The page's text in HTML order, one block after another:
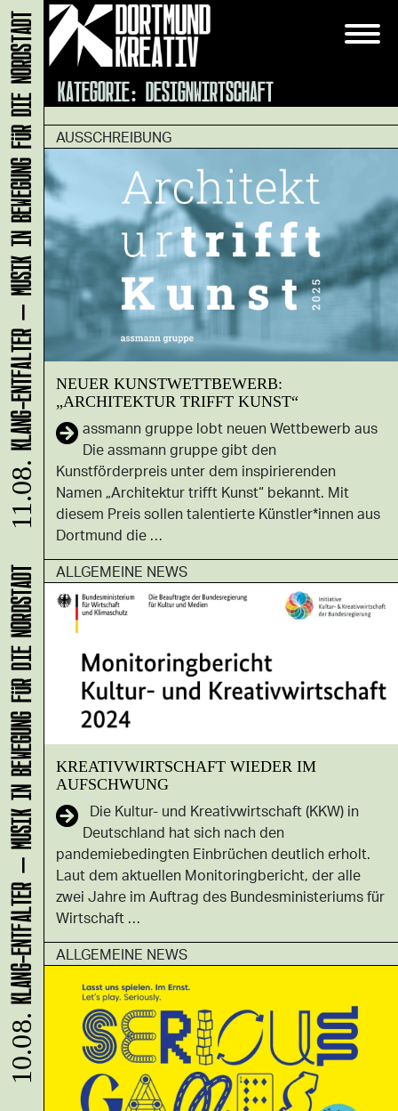
KATEGORIE: DESIGNWIRTSCHAFT
AUSSCHREIBUNG
NEUER KUNSTWETTBEWERB:
„ARCHITEKTUR TRIFFT KUNST“
assmann gruppe lobt neuen Wettbewerb aus
Die assmann gruppe gibt den
Kunstförderpreis unter dem inspirierenden
Namen „Architektur trifft Kunst“ bekannt. Mit
diesem Preis sollen talentierte Künstler*innen aus
Dortmund die …
ALLGEMEINE NEWS
KREATIVWIRTSCHAFT WIEDER IM
AUFSCHWUNG
Die Kultur- und Kreativwirtschaft (KKW) in
Deutschland hat sich nach den
pandemiebedingten Einbrüchen deutlich erholt.
Laut dem aktuellen Monitoringbericht, der alle
zwei Jahre im Auftrag des Bundesministeriums für
Wirtschaft …
ALLGEMEINE NEWS
10.08.
KLANG-ENTFALTER – MUSIK IN BEWEGUNG FÜR DIE NORDSTADT
11.08.
KLANG-ENTFALTER – MUSIK IN BEWEGUNG FÜR DIE NORDSTADT